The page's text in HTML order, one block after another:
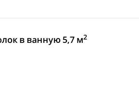
в ванную 5,7 м2